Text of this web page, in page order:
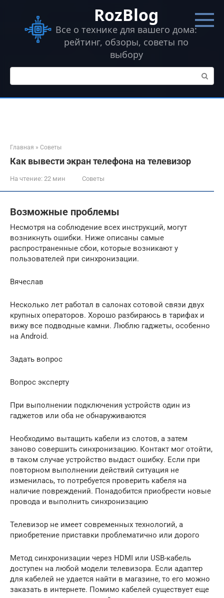
контенту
RozBlog
Все о технике для вашего дома:
рейтинг, обзоры, советы по
выбору
Поиск:
Главная » Советы
Как вывести экран телефона на телевизор
На чтение: 22 мин Советы
Возможные проблемы
Несмотря на соблюдение всех инструкций, могут
возникнуть ошибки. Ниже описаны самые
распространенные сбои, которые возникают у
пользователей при синхронизации.
Вячеслав
Несколько лет работал в салонах сотовой связи двух
крупных операторов. Хорошо разбираюсь в тарифах и
вижу все подводные камни. Люблю гаджеты, особенно
на Android.
Задать вопрос
Вопрос эксперту
При выполнении подключения устройств один из
гаджетов или оба не обнаруживаются
Необходимо вытащить кабели из слотов, а затем
заново совершить синхронизацию. Контакт мог отойти,
в таком случае устройство выдаст ошибку. Если при
повторном выполнении действий ситуация не
изменилась, то потребуется проверить кабеля на
наличие повреждений. Понадобится приобрести новые
провода и выполнить синхронизацию
Телевизор не имеет современных технологий, а
приобретение приставки проблематично или дорого
Метод синхронизации через HDMI или USB-кабель
доступен на любой модели телевизора. Если адаптер
для кабелей не удается найти в магазине, то его можно
заказать в интернете. Помимо кабелей существует еще